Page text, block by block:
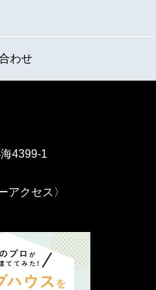
わせ
4399-1
アクセス〉